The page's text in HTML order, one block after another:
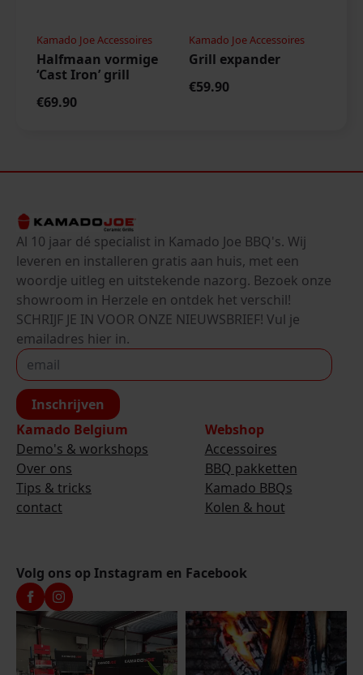
Kamado Joe Accessoires
Halfmaan vormige
‘Cast Iron’ grill
€69.90
Kamado Joe Accessoires
Grill expander
€59.90
Al 10 jaar dé specialist in Kamado Joe BBQ's. Wij
leveren en installeren gratis aan huis, met een
woordje uitleg en uitstekende nazorg. Bezoek onze
showroom in Herzele en ontdek het verschil!
SCHRIJF JE IN VOOR ONZE NIEUWSBRIEF! Vul je
emailadres hier in.
Inschrijven
Kamado Belgium
Demo's & workshops
Over ons
Tips & tricks
contact
Webshop
Accessoires
BBQ pakketten
Kamado BBQs
Kolen & hout
Volg ons op Instagram en Facebook